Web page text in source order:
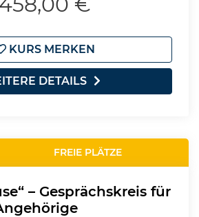
KURS MERKEN
DETAILS
FREIE PLÄTZE
– Gesprächskreis für